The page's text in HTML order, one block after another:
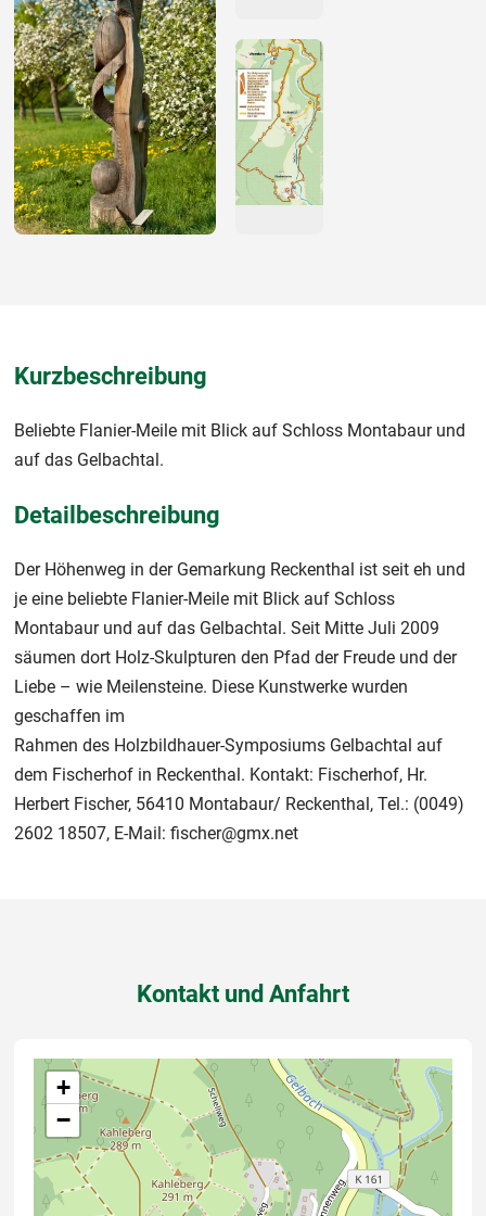
Kurzbeschreibung
Beliebte Flanier-Meile mit Blick auf Schloss Montabaur und
auf das Gelbachtal.
Detailbeschreibung
Der Höhenweg in der Gemarkung Reckenthal ist seit eh und
je eine beliebte Flanier-Meile mit Blick auf Schloss
Montabaur und auf das Gelbachtal. Seit Mitte Juli 2009
säumen dort Holz-Skulpturen den Pfad der Freude und der
Liebe – wie Meilensteine. Diese Kunstwerke wurden
geschaffen im
Rahmen des Holzbildhauer-Symposiums Gelbachtal auf
dem Fischerhof in Reckenthal. Kontakt: Fischerhof, Hr.
Herbert Fischer, 56410 Montabaur/ Reckenthal, Tel.: (0049)
2602 18507, E-Mail: fischer@gmx.net
Kontakt und Anfahrt
+
−